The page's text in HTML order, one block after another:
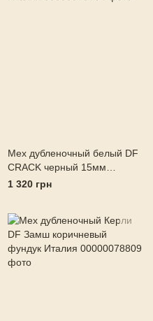
Мех дубленочный белый DF
CRACK черный 15мм
Италия
1 320 грн